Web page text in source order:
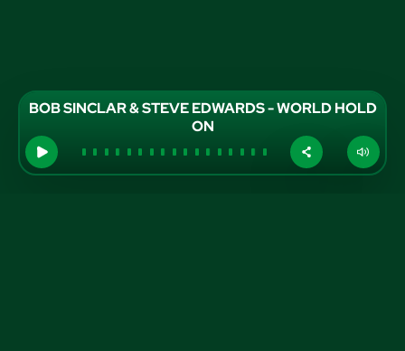
BOB SINCLAR & STEVE EDWARDS - WORLD HOLD
ON